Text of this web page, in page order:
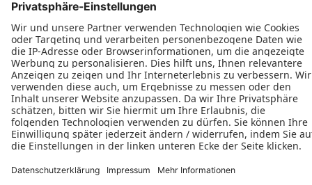
Dienstag: 08:00–17:00 Uhr
Mittwoch: 08:00–17:00 Uhr
Donnerstag: 08:00–17:00 Uhr
Freitag: 08:00–17:00 Uhr
Folgen Sie uns